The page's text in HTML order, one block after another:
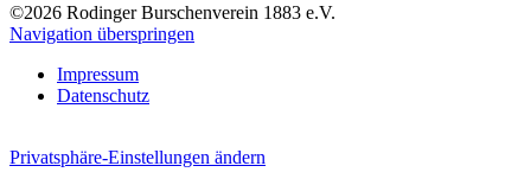
©2026 Rodinger Burschenverein 1883 e.V.
Navigation überspringen
Impressum
Datenschutz
Privatsphäre-Einstellungen ändern